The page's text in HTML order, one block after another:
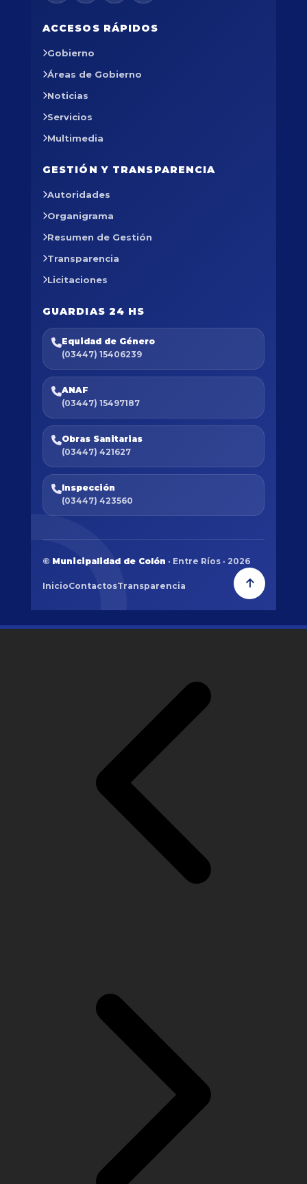
ACCESOS RÁPIDOS
Gobierno
Áreas de Gobierno
Noticias
Servicios
Multimedia
GESTIÓN Y TRANSPARENCIA
Autoridades
Organigrama
Resumen de Gestión
Transparencia
Licitaciones
GUARDIAS 24 HS
Equidad de Género
(03447) 15406239
ANAF
(03447) 15497187
Obras Sanitarias
(03447) 421627
Inspección
(03447) 423560
© Municipalidad de Colón · Entre Ríos · 2026
InicioContactosTransparencia